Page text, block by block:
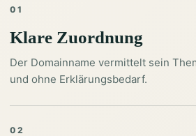
01
Klare Zuordnung
Der Domainname vermittelt sein
und ohne Erklärungsbedarf.
02